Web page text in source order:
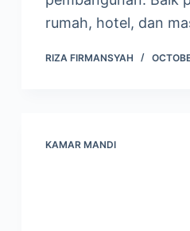
rumah, hotel, dan
RIZA FIRMANSYAH
KAMAR MANDI